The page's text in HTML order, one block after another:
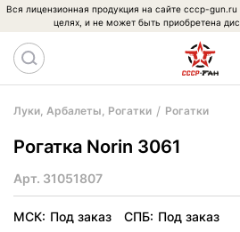
Вся лицензионная продукция на сайте cccp-
целях, и не может быть приобретена
Луки, Арбалеты, Рогатки Рогатки
Рогатка Norin 3061
Арт. 31051807
МСК: Под заказ СПБ: Под заказ